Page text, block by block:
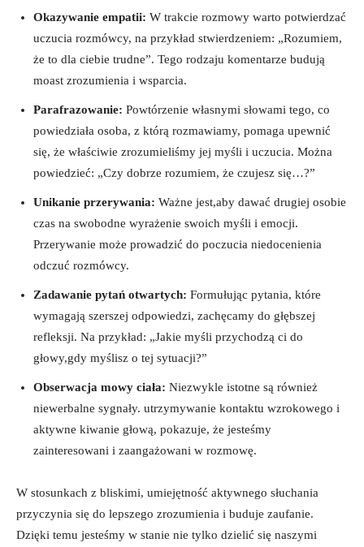
Okazywanie empatii: W trakcie rozmowy warto potwierdzać
uczucia rozmówcy, na przykład stwierdzeniem: „Rozumiem,
że to dla ciebie trudne”. Tego rodzaju komentarze budują
moast zrozumienia i wsparcia.
Parafrazowanie: Powtórzenie własnymi słowami tego, co
powiedziała osoba, z którą rozmawiamy, pomaga upewnić
się, że właściwie zrozumieliśmy jej myśli i uczucia. Można
powiedzieć: „Czy dobrze rozumiem, że czujesz się…?”
Unikanie przerywania: Ważne jest,aby dawać drugiej osobie
czas na swobodne wyrażenie swoich myśli i emocji.
Przerywanie może prowadzić do poczucia niedocenienia
odczuć rozmówcy.
Zadawanie pytań otwartych: Formułując pytania, które
wymagają szerszej odpowiedzi, zachęcamy do głębszej
refleksji. Na przykład: „Jakie myśli przychodzą ci do
głowy,gdy myślisz o tej sytuacji?”
Obserwacja mowy ciała: Niezwykle istotne są również
niewerbalne sygnały. utrzymywanie kontaktu wzrokowego i
aktywne kiwanie głową, pokazuje, że jesteśmy
zainteresowani i zaangażowani w rozmowę.
W stosunkach z bliskimi, umiejętność aktywnego słuchania
przyczynia się do lepszego zrozumienia i buduje zaufanie.
Dzięki temu jesteśmy w stanie nie tylko dzielić się naszymi